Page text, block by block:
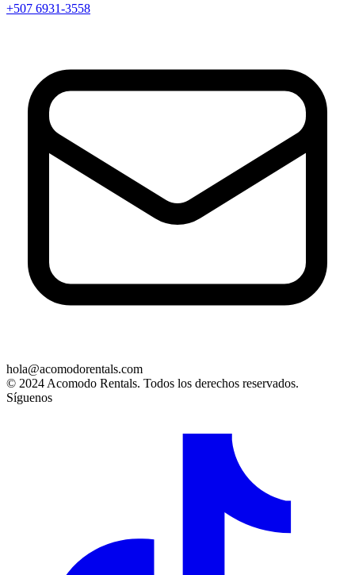
+507 6931-3558
hola@acomodorentals.com
© 2024 Acomodo Rentals. Todos los derechos reservados.
Síguenos